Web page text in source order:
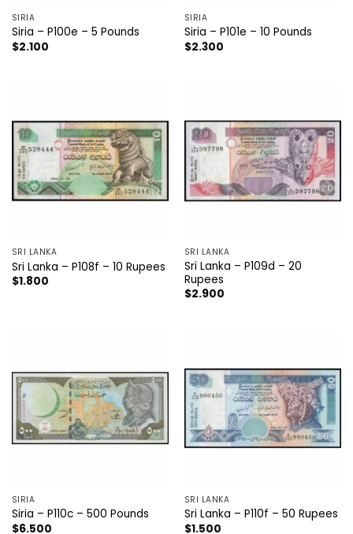
SIRIA
Siria – P100e – 5 Pounds
$2.100
SIRIA
Siria – P101e – 10 Pounds
$2.300
SRI LANKA
Sri Lanka – P108f – 10 Rupees
$1.800
SRI LANKA
Sri Lanka – P109d – 20
Rupees
$2.900
SIRIA
Siria – P110c – 500 Pounds
$6.500
SRI LANKA
Sri Lanka – P110f – 50 Rupees
$1.500